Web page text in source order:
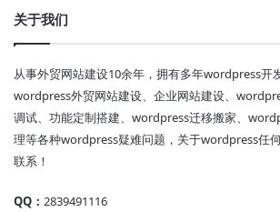
关于我们
从事外贸网站建设10余年，拥有多年wordpress开
wordpress外贸网站建设、企业网站建设、
调试、功能定制搭建、wordpress迁移搬家、
理等各种wordpress疑难问题，关于wordpress任
联系！
QQ： 2839491116